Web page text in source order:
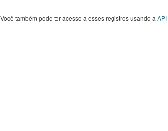
Você também pode ter acesso a esses registros usando a API